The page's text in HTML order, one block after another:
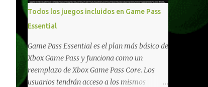
por acá . ¿Aún necesitas una mano con las
compras? Tenemos un tutorial extenso o en
vídeo para que se quiten todas las dudas
generales de cómo hacer compras en Xbox .
Podes consultar un listado más completo de
promociones desde xbox.com. El post puede
tener actualizaciones regulares o cambios
Todos los juegos incluidos en Game Pass
Essential
Game Pass Essential es el plan más básico de
Xbox Game Pass y funciona como un
reemplazo de Xbox Game Pass Core. Los
usuarios tendrán acceso a los mismos